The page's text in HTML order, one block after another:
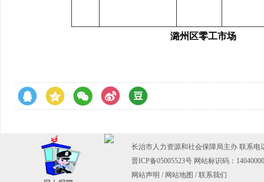
潞州区零工
长治市人力资源和社会保障局主办 联系电
晋ICP备05005523号 网站标识码：
网站声明 / 网站地图 / 联系我们